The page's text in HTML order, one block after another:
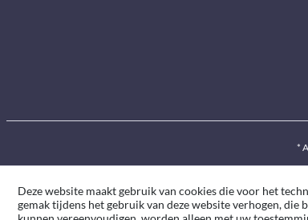
*
Deze website maakt gebruik van cookies die voor het
gemak tijdens het gebruik van deze website verhogen,